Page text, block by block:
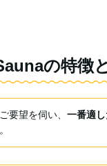
の特徴
要望を伺い、一番適